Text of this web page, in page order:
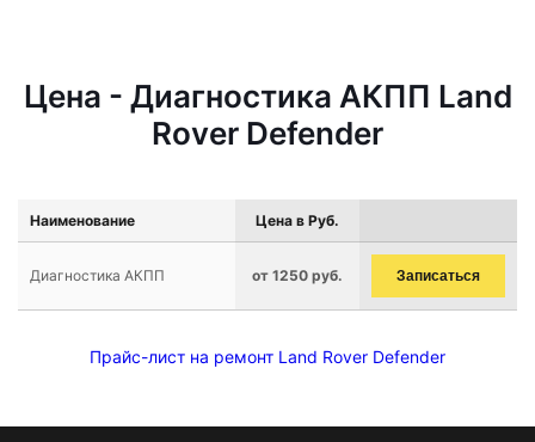
Цена - Диагностика АКПП Land
Rover Defender
Наименование Цена в Руб.
Диагностика АКПП от 1250 руб. Записаться
Прайс-лист на ремонт Land Rover Defender